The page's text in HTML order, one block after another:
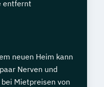
entfernt
neuen Heim kann
Nerven und
Mietpreisen von